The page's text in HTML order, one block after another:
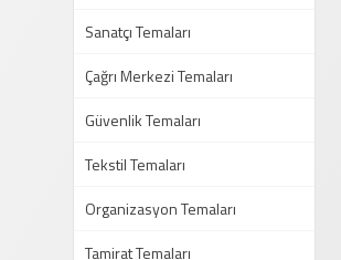
Sanatçı Temaları
Çağrı Merkezi Temaları
Güvenlik Temaları
Tekstil Temaları
Organizasyon Temaları
Tamirat Temaları